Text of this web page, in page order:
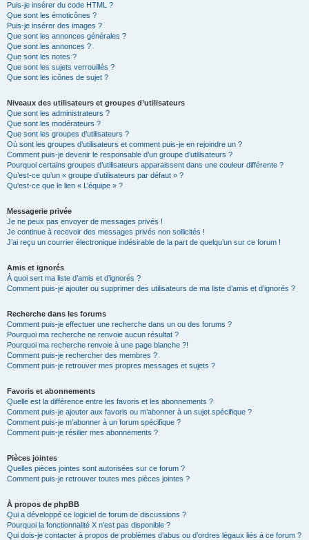
Puis-je insérer du code HTML ?
Que sont les émoticônes ?
Puis-je insérer des images ?
Que sont les annonces générales ?
Que sont les annonces ?
Que sont les notes ?
Que sont les sujets verrouillés ?
Que sont les icônes de sujet ?
Niveaux des utilisateurs et groupes d’utilisateurs
Que sont les administrateurs ?
Que sont les modérateurs ?
Que sont les groupes d’utilisateurs ?
Où sont les groupes d’utilisateurs et comment puis-je en rejoindre un ?
Comment puis-je devenir le responsable d’un groupe d’utilisateurs ?
Pourquoi certains groupes d’utilisateurs apparaissent dans une couleur différente ?
Qu’est-ce qu’un « groupe d’utilisateurs par défaut » ?
Qu’est-ce que le lien « L’équipe » ?
Messagerie privée
Je ne peux pas envoyer de messages privés !
Je continue à recevoir des messages privés non sollicités !
J’ai reçu un courrier électronique indésirable de la part de quelqu’un sur ce forum !
Amis et ignorés
À quoi sert ma liste d’amis et d’ignorés ?
Comment puis-je ajouter ou supprimer des utilisateurs de ma liste d’amis et d’ignorés ?
Recherche dans les forums
Comment puis-je effectuer une recherche dans un ou des forums ?
Pourquoi ma recherche ne renvoie aucun résultat ?
Pourquoi ma recherche renvoie à une page blanche ?!
Comment puis-je rechercher des membres ?
Comment puis-je retrouver mes propres messages et sujets ?
Favoris et abonnements
Quelle est la différence entre les favoris et les abonnements ?
Comment puis-je ajouter aux favoris ou m’abonner à un sujet spécifique ?
Comment puis-je m’abonner à un forum spécifique ?
Comment puis-je résilier mes abonnements ?
Pièces jointes
Quelles pièces jointes sont autorisées sur ce forum ?
Comment puis-je retrouver toutes mes pièces jointes ?
À propos de phpBB
Qui a développé ce logiciel de forum de discussions ?
Pourquoi la fonctionnalité X n’est pas disponible ?
Qui dois-je contacter à propos de problèmes d’abus ou d’ordres légaux liés à ce forum ?